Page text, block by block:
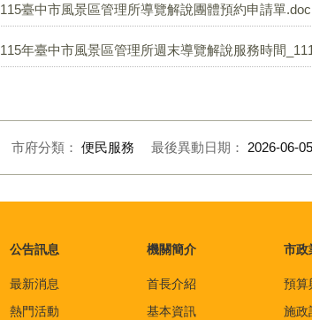
115臺中市風景區管理所導覽解說團體預約申請單.doc
115年臺中市風景區管理所週末導覽解說服務時間
市府分類： 便民服務 最後異動日期： 2026-06-05
公告訊息
最新消息
熱門活動
機關簡介
首長介紹
基本資訊
市政
預算
施政